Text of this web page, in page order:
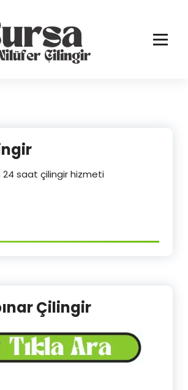
24 saat çilingir hizmeti
Çilingir